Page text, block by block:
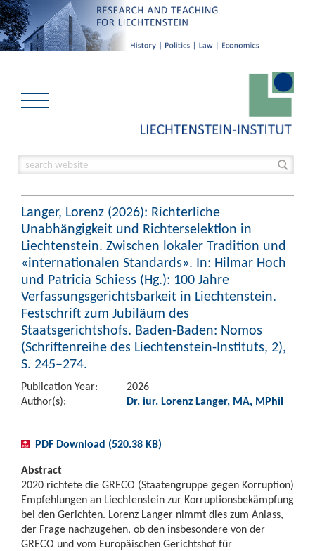
Langer, Lorenz (2026): Richterliche
Unabhängigkeit und Richterselektion in
Liechtenstein. Zwischen lokaler Tradition und
«internationalen Standards». In: Hilmar Hoch
und Patricia Schiess (Hg.): 100 Jahre
Verfassungsgerichtsbarkeit in Liechtenstein.
Festschrift zum Jubiläum des
Staatsgerichtshofs. Baden-Baden: Nomos
(Schriftenreihe des Liechtenstein-Instituts, 2),
S. 245–274.
Publication Year:
2026
Author(s):
Dr. iur. Lorenz Langer, MA, MPhil
PDF Download (520.38 KB)
Abstract
2020 richtete die GRECO (Staatengruppe gegen Korruption)
Empfehlungen an Liechtenstein zur Korruptionsbekämpfung
bei den Gerichten. Lorenz Langer nimmt dies zum Anlass,
der Frage nachzugehen, ob den insbesondere von der
GRECO und vom Europäischen Gerichtshof für